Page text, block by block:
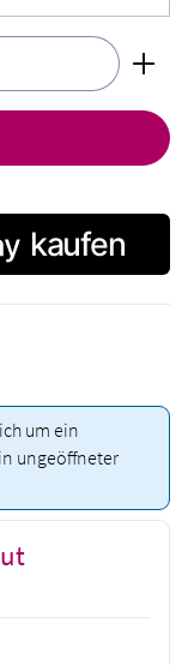
Wert ein oder
um ein
ungeöffneter